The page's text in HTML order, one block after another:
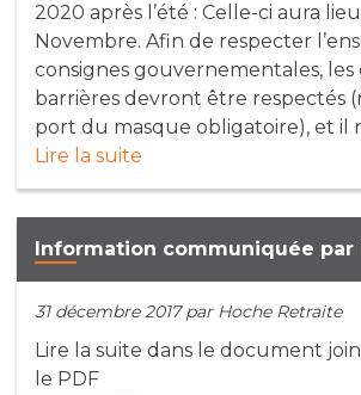
2020 après l’été : Celle-ci aura
Novembre. Afin de respecter
consignes gouvernementales, les
barrières devront être respectés
port du masque obligatoire), et il
Lire la suite
31 décembre 2017par Hoche Retraite
Lire la suite dans le document
le PDF